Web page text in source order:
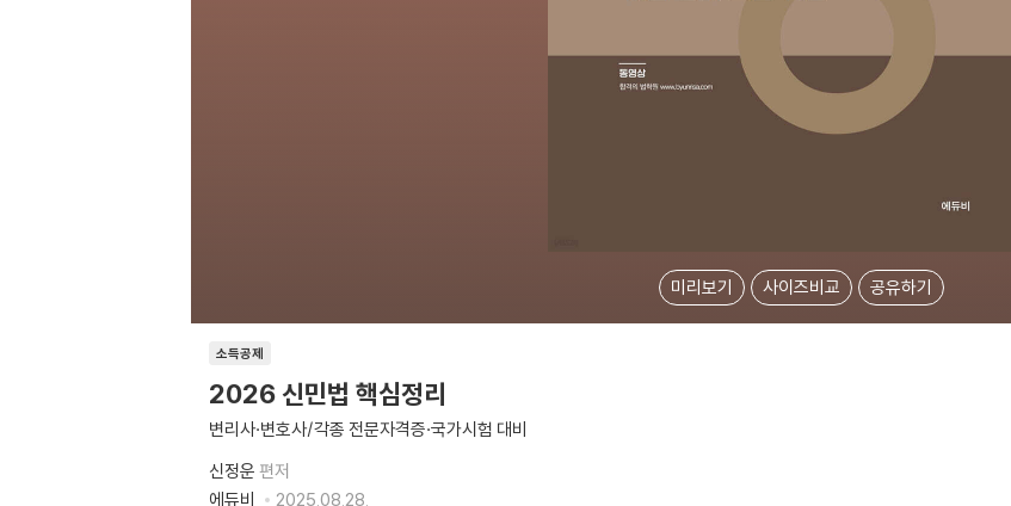
미리보기 사이즈비교 공유하기
소득공제
2026 신민법 핵심정리
변리사·변호사/각종 전문자격증·국가시험 대비
신정운 편저
에듀비
2025.08.28.